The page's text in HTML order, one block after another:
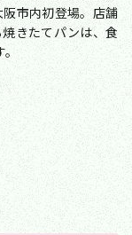
市内初登場。店舗
きたてパンは、食